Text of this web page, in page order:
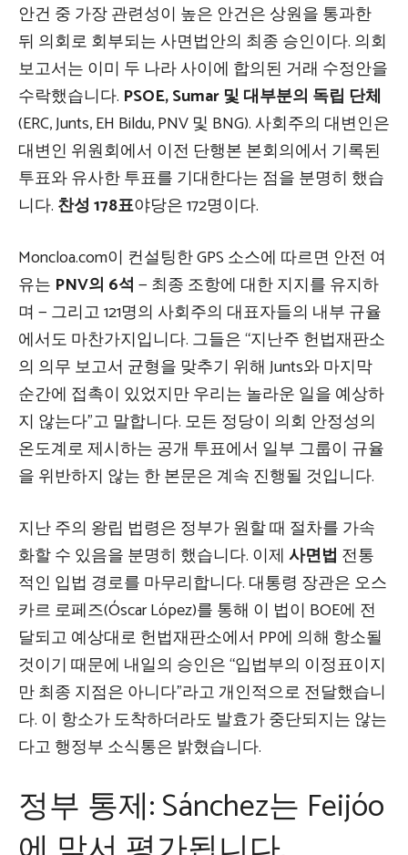
안건 중 가장 관련성이 높은 안건은 상원을 통과한
뒤 의회로 회부되는 사면법안의 최종 승인이다. 의회
보고서는 이미 두 나라 사이에 합의된 거래 수정안을
수락했습니다. PSOE, Sumar 및 대부분의 독립 단체
(ERC, Junts, EH Bildu, PNV 및 BNG). 사회주의 대변인은
대변인 위원회에서 이전 단행본 본회의에서 기록된
투표와 유사한 투표를 기대한다는 점을 분명히 했습
니다. 찬성 178표야당은 172명이다.
Moncloa.com이 컨설팅한 GPS 소스에 따르면 안전 여
유는 PNV의 6석 — 최종 조항에 대한 지지를 유지하
며 — 그리고 121명의 사회주의 대표자들의 내부 규율
에서도 마찬가지입니다. 그들은 “지난주 헌법재판소
의 의무 보고서 균형을 맞추기 위해 Junts와 마지막
순간에 접촉이 있었지만 우리는 놀라운 일을 예상하
지 않는다”고 말합니다. 모든 정당이 의회 안정성의
온도계로 제시하는 공개 투표에서 일부 그룹이 규율
을 위반하지 않는 한 본문은 계속 진행될 것입니다.
지난 주의 왕립 법령은 정부가 원할 때 절차를 가속
화할 수 있음을 분명히 했습니다. 이제 사면법 전통
적인 입법 경로를 마무리합니다. 대통령 장관은 오스
카르 로페즈(Óscar López)를 통해 이 법이 BOE에 전
달되고 예상대로 헌법재판소에서 PP에 의해 항소될
것이기 때문에 내일의 승인은 “입법부의 이정표이지
만 최종 지점은 아니다”라고 개인적으로 전달했습니
다. 이 항소가 도착하더라도 발효가 중단되지는 않는
다고 행정부 소식통은 밝혔습니다.
정부 통제: Sánchez는 Feijóo